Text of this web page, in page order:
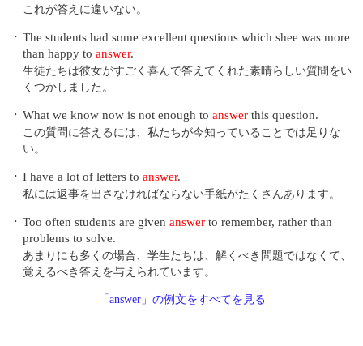
これが答えに違いない。
・ The students had some excellent questions which shee was more
than happy to answer.
生徒たちは彼女がすごく喜んで答えてくれた素晴らしい質問をい
くつかしました。
・ What we know now is not enough to answer this question.
この質問に答えるには、私たちが今知っていることでは足りな
い。
・ I have a lot of letters to answer.
私には返事を出さなければならない手紙がたくさんあります。
・ Too often students are given answer to remember, rather than
problems to solve.
あまりにも多くの場合、学生たちは、解くべき問題ではなくて、
覚えるべき答えを与えられています。
「answer」の例文をすべてを見る